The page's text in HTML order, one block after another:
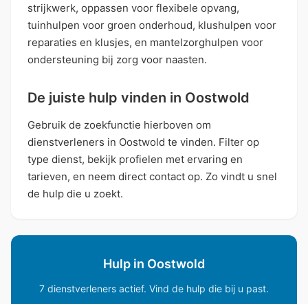
strijkwerk, oppassen voor flexibele opvang,
tuinhulpen voor groen onderhoud, klushulpen voor
reparaties en klusjes, en mantelzorghulpen voor
ondersteuning bij zorg voor naasten.
De juiste hulp vinden in Oostwold
Gebruik de zoekfunctie hierboven om
dienstverleners in Oostwold te vinden. Filter op
type dienst, bekijk profielen met ervaring en
tarieven, en neem direct contact op. Zo vindt u snel
de hulp die u zoekt.
Hulp in Oostwold
7 dienstverleners actief. Vind de hulp die bij u past.